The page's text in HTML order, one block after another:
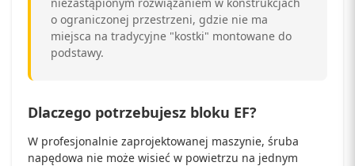
o ograniczonej przestrzeni, gdzie nie ma
miejsca na tradycyjne "kostki" montowane do
podstawy.
Dlaczego potrzebujesz bloku EF?
W profesjonalnie zaprojektowanej maszynie, śruba
napędowa nie może wisieć w powietrzu na jednym